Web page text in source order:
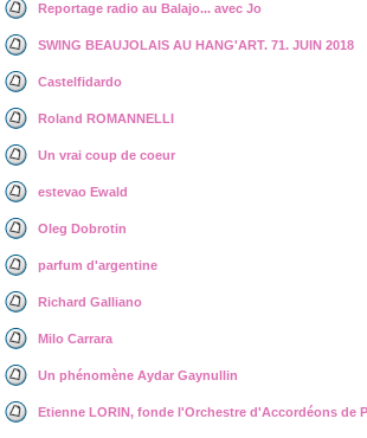
Reportage radio au Balajo... avec Jo
SWING BEAUJOLAIS AU HANG'ART. 71. JUIN 2018
Castelfidardo
Roland ROMANNELLI
Un vrai coup de coeur
estevao Ewald
Oleg Dobrotin
parfum d'argentine
Richard Galliano
Milo Carrara
Un phénomène Aydar Gaynullin
Etienne LORIN, fonde l'Orchestre d'Accordéons de